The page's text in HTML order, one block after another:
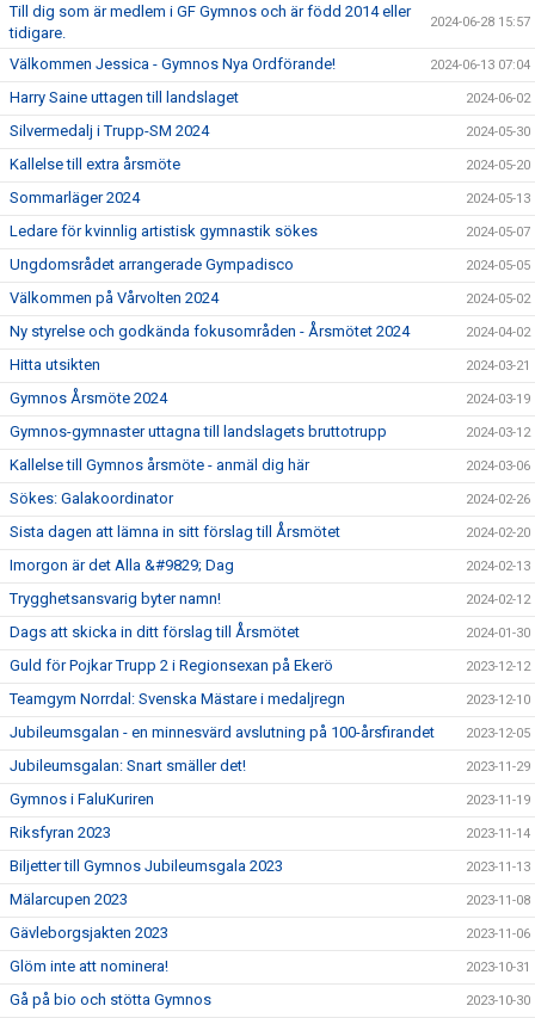
Till dig som är medlem i GF Gymnos och är född 2014 eller
tidigare.
2024-06-28 15:57
Välkommen Jessica - Gymnos Nya Ordförande! 2024-06-13 07:04
Harry Saine uttagen till landslaget 2024-06-02
Silvermedalj i Trupp-SM 2024 2024-05-30
Kallelse till extra årsmöte 2024-05-20
Sommarläger 2024 2024-05-13
Ledare för kvinnlig artistisk gymnastik sökes 2024-05-07
Ungdomsrådet arrangerade Gympadisco 2024-05-05
Välkommen på Vårvolten 2024 2024-05-02
Ny styrelse och godkända fokusområden - Årsmötet 2024 2024-04-02
Hitta utsikten 2024-03-21
Gymnos Årsmöte 2024 2024-03-19
Gymnos-gymnaster uttagna till landslagets bruttotrupp 2024-03-12
Kallelse till Gymnos årsmöte - anmäl dig här 2024-03-06
Sökes: Galakoordinator 2024-02-26
Sista dagen att lämna in sitt förslag till Årsmötet 2024-02-20
Imorgon är det Alla &#9829; Dag 2024-02-13
Trygghetsansvarig byter namn! 2024-02-12
Dags att skicka in ditt förslag till Årsmötet 2024-01-30
Guld för Pojkar Trupp 2 i Regionsexan på Ekerö 2023-12-12
Teamgym Norrdal: Svenska Mästare i medaljregn 2023-12-10
Jubileumsgalan - en minnesvärd avslutning på 100-årsfirandet 2023-12-05
Jubileumsgalan: Snart smäller det! 2023-11-29
Gymnos i FaluKuriren 2023-11-19
Riksfyran 2023 2023-11-14
Biljetter till Gymnos Jubileumsgala 2023 2023-11-13
Mälarcupen 2023 2023-11-08
Gävleborgsjakten 2023 2023-11-06
Glöm inte att nominera! 2023-10-31
Gå på bio och stötta Gymnos 2023-10-30